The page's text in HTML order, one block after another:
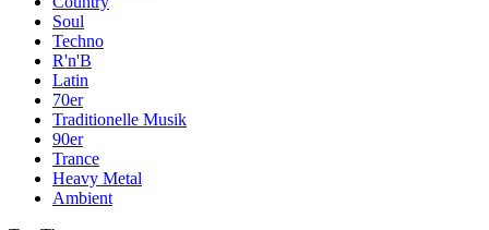
Soul
Techno
R'n'B
Latin
70er
Traditionelle Musik
90er
Trance
Heavy Metal
Ambient